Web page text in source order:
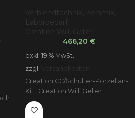
,
Verblendtechnik , Keramik ,
Laborbedarf
Creation Willi Geller
466,20 €
exkl. 19 % MwSt.
zzgl. Versandkosten
Creation CC/Schulter-Porzellan-
Kit | Creation Willi Geller